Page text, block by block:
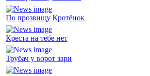
По прозвищу Кротёнок
Креста на тебе нет
Трубач у ворот зари